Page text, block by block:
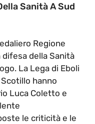
Sanità A Sud
Regione
difesa della Sanità
La Lega di Eboli
hanno
Luca Coletto e
le criticità e le